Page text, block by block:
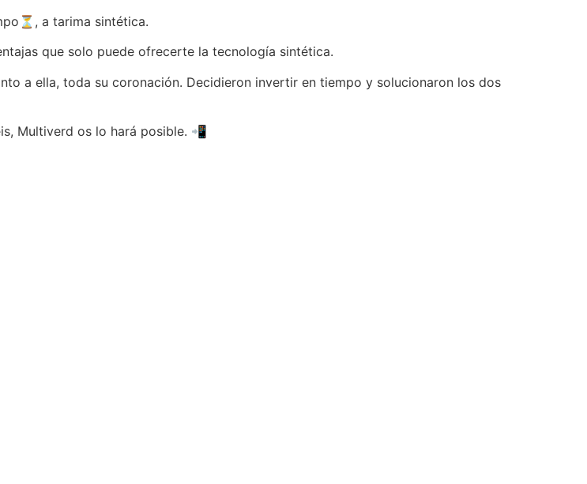
a tarima sintética.
que solo puede ofrecerte la tecnología sintética.
a ella, toda su coronación. Decidieron invertir en tiempo y solucionaron los dos
Multiverd os lo hará posible. 📲